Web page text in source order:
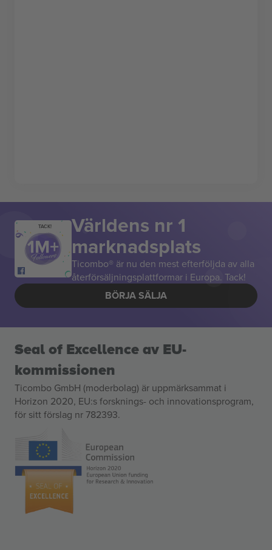
TACK! Världens nr 1
marknadsplats
Ticombo® är nu den mest efterföljda av alla
återförsäljningsplattformar i Europa. Tack!
BÖRJA SÄLJA
Seal of Excellence av EU-
kommissionen
Ticombo GmbH (moderbolag) är uppmärksammat i
Horizon 2020, EU:s forsknings- och innovationsprogram,
för sitt förslag nr 782393.